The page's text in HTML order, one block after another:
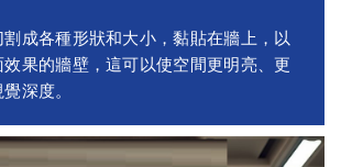
成各種形狀和大小，黏貼在牆上，以
果的牆壁，這可以使空間更明亮、更
深度。